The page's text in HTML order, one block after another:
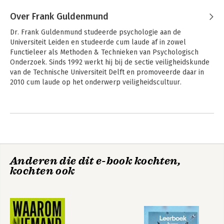
Over Frank Guldenmund
Dr. Frank Guldenmund studeerde psychologie aan de
Universiteit Leiden en studeerde cum laude af in zowel
Functieleer als Methoden & Technieken van Psychologisch
Onderzoek. Sinds 1992 werkt hij bij de sectie veiligheidskunde
van de Technische Universiteit Delft en promoveerde daar in
2010 cum laude op het onderwerp veiligheidscultuur.
veiligheidskundige onderwerpen, in het bijzonder met het
initiële opleiding Management of Safety, Health & Environment
Andere boeken door Frank
Anderen die dit e-book kochten,
kochten ook